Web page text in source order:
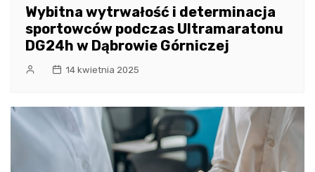
Wybitna wytrwałość i determinacja
sportowców podczas Ultramaratonu
DG24h w Dąbrowie Górniczej
14 kwietnia 2025